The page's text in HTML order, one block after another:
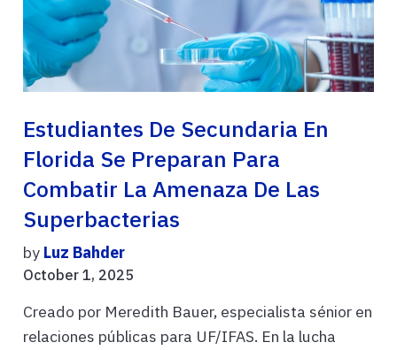
Estudiantes De Secundaria En
Florida Se Preparan Para
Combatir La Amenaza De Las
Superbacterias
by Luz Bahder
October 1, 2025
Creado por Meredith Bauer, especialista sénior en
relaciones públicas para UF/IFAS. En la lucha